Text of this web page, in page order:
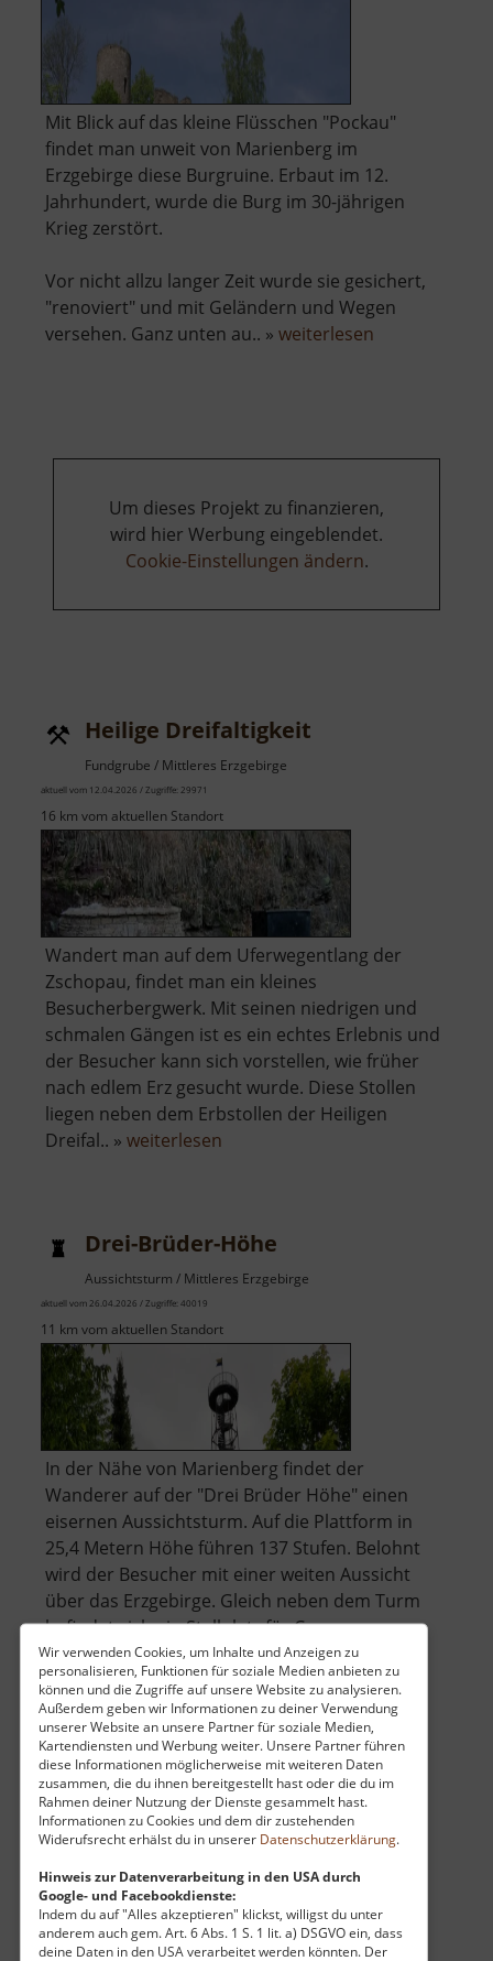
Wir verwenden Cookies, um Inhalte und Anzeigen zu
personalisieren, Funktionen für soziale Medien anbieten zu
können und die Zugriffe auf unsere Website zu analysieren.
Außerdem geben wir Informationen zu deiner Verwendung
unserer Website an unsere Partner für soziale Medien,
Kartendiensten und Werbung weiter. Unsere Partner führen
diese Informationen möglicherweise mit weiteren Daten
zusammen, die du ihnen bereitgestellt hast oder die du im
Rahmen deiner Nutzung der Dienste gesammelt hast.
Informationen zu Cookies und dem dir zustehenden
Widerufsrecht erhälst du in unserer Datenschutzerklärung.
Hinweis zur Datenverarbeitung in den USA durch
Google- und Facebookdienste:
Indem du auf "Alles akzeptieren" klickst, willigst du unter
anderem auch gem. Art. 6 Abs. 1 S. 1 lit. a) DSGVO ein, dass
deine Daten in den USA verarbeitet werden könnten. Der
Mit Blick auf das kleine Flüsschen "Pockau"
findet man unweit von Marienberg im
Erzgebirge diese Burgruine. Erbaut im 12.
Jahrhundert, wurde die Burg im 30-jährigen
Krieg zerstört.
Vor nicht allzu langer Zeit wurde sie gesichert,
"renoviert" und mit Geländern und Wegen
versehen. Ganz unten au.. » weiterlesen
Um dieses Projekt zu finanzieren,
wird hier Werbung eingeblendet.
Cookie-Einstellungen ändern.
Heilige Dreifaltigkeit
Fundgrube / Mittleres Erzgebirge
aktuell vom 12.04.2026 / Zugriffe: 29971
16 km vom aktuellen Standort
Wandert man auf dem Uferwegentlang der
Zschopau, findet man ein kleines
Besucherbergwerk. Mit seinen niedrigen und
schmalen Gängen ist es ein echtes Erlebnis und
der Besucher kann sich vorstellen, wie früher
nach edlem Erz gesucht wurde. Diese Stollen
liegen neben dem Erbstollen der Heiligen
Dreifal.. » weiterlesen
Drei-Brüder-Höhe
Aussichtsturm / Mittleres Erzgebirge
aktuell vom 26.04.2026 / Zugriffe: 40019
11 km vom aktuellen Standort
In der Nähe von Marienberg findet der
Wanderer auf der "Drei Brüder Höhe" einen
eisernen Aussichtsturm. Auf die Plattform in
25,4 Metern Höhe führen 137 Stufen. Belohnt
wird der Besucher mit einer weiten Aussicht
über das Erzgebirge. Gleich neben dem Turm
befindet sich ein Stellplatz für Caravans, e.. »
weiterlesenüber
Drei-
Brüder-
Höhe
Fortunastollen
Besucherbergwerk / Mittleres Erzgebirge
aktuell vom 12.04.2026 / Zugriffe: 55985
31 km vom aktuellen Standort